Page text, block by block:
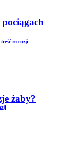
recenzji
żaby?